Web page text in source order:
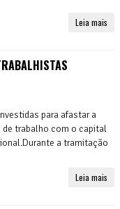
Leia mais
para afastar a
trabalho com o capital
a tramitação
Leia mais